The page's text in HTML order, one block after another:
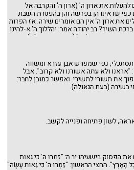
להעלות את ארון ה' (ארון ה' והקרבה אל
כפי שראינו הן בפרשה והן בהפטרת השבת
את ארון ה' אין הם אומרים שירה. אז הפרות
השיר? רב יהודה אמר: יהללוך ה' א-להינו
אמר: נשמת כל חי" (פסחים קיח ע"א).
תסתכלי, כפי שמפרש אבן עזרא ומשווה
ולא עתה אשורנו ולא קרוב". אבל
את תשורי לתשירי. ואפשר כמובן לחבר:
בשירה (בעת הגאולה).
לשון פתיחה ופנייה לקשב.
הפסוק בישעיהו יב ה: "זַמְּרוּ ה' כִּי גֵאוּת
הָאָרֶץ". החצי הראשון: "זַמְּרוּ ה' כִּי גֵאוּת עָשָׂה"